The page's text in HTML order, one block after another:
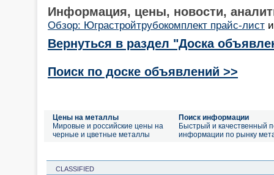
Информация, цены, новости,
Обзор: Юграстройтрубокомплект прайс-лист
Вернуться в раздел "Доска
Поиск по доске объявлений >>
Цены на металлы
Мировые и российские цены на
черные и цветные металлы
Поиск информации
Быстрый и качественный
информации по рынку
CLASSIFIED